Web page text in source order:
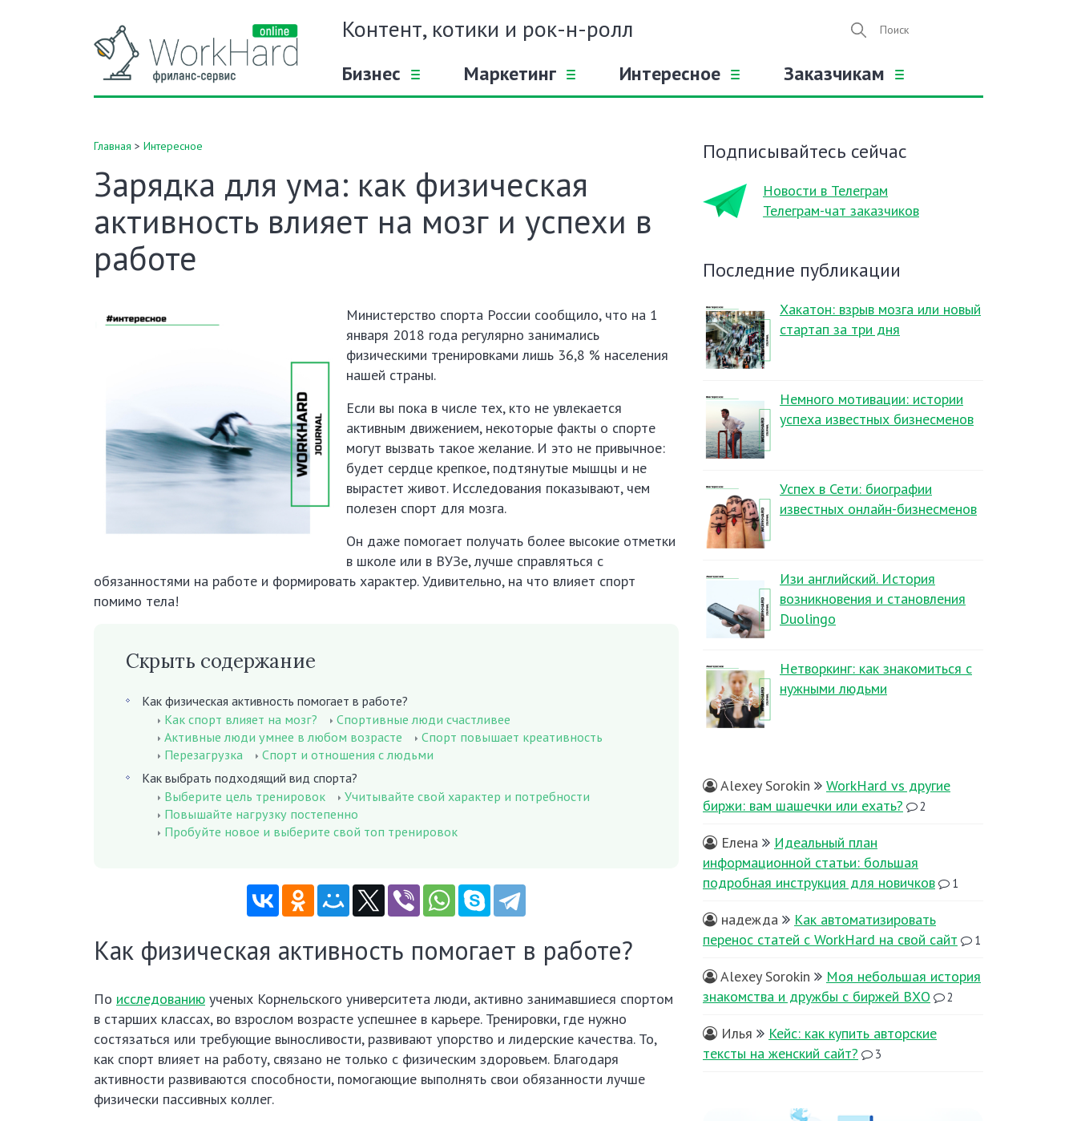
Контент, котики и рок-н-ролл
Бизнес Маркетинг Интересное Заказчикам
Главная > Интересное
Зарядка для ума: как физическая
активность влияет на мозг и успехи в
работе
Министерство спорта России сообщило, что на 1
января 2018 года регулярно занимались
физическими тренировками лишь 36,8 % населения
нашей страны.
Если вы пока в числе тех, кто не увлекается
активным движением, некоторые факты о спорте
могут вызвать такое желание. И это не привычное:
будет сердце крепкое, подтянутые мышцы и не
вырастет живот. Исследования показывают, чем
полезен спорт для мозга.
Он даже помогает получать более высокие отметки
в школе или в ВУЗе, лучше справляться с
обязанностями на работе и формировать характер. Удивительно, на что влияет спорт
помимо тела!
Скрыть содержание
Как физическая активность помогает в работе?
Как спорт влияет на мозг?
Спортивные люди счастливее
Активные люди умнее в любом возрасте
Спорт повышает креативность
Перезагрузка
Спорт и отношения с людьми
Как выбрать подходящий вид спорта?
Выберите цель тренировок
Учитывайте свой характер и потребности
Повышайте нагрузку постепенно
Пробуйте новое и выберите свой топ тренировок
Как физическая активность помогает в работе?
По исследованию ученых Корнельского университета люди, активно занимавшиеся спортом
в старших классах, во взрослом возрасте успешнее в карьере. Тренировки, где нужно
состязаться или требующие выносливости, развивают упорство и лидерские качества. То,
как спорт влияет на работу, связано не только с физическим здоровьем. Благодаря
активности развиваются способности, помогающие выполнять свои обязанности лучше
физически пассивных коллег.
Подписывайтесь сейчас
Новости в Телеграм
Телеграм-чат заказчиков
Последние публикации
Хакатон: взрыв мозга или новый
стартап за три дня
Немного мотивации: истории
успеха известных бизнесменов
Успех в Сети: биографии
известных онлайн-бизнесменов
Изи английский. История
возникновения и становления
Duolingo
Нетворкинг: как знакомиться с
нужными людьми
Alexey Sorokin
WorkHard vs другие
биржи: вам шашечки или ехать?
2
Елена
Идеальный план
информационной статьи: большая
подробная инструкция для новичков
1
надежда
Как автоматизировать
перенос статей с WorkHard на свой сайт
1
Alexey Sorokin
Моя небольшая история
знакомства и дружбы с биржей ВХО
2
Илья
Кейс: как купить авторские
тексты на женский сайт?
3